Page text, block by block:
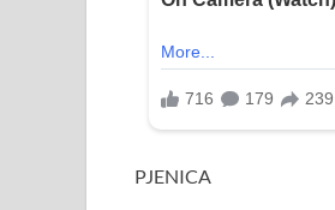
PJENICA